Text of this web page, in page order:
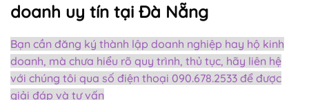
doanh uy tín tại Đà Nẵng
Bạn cần đăng ký thành lập doanh nghiệp hay hộ kinh
doanh, mà chưa hiểu rõ quy trình, thủ tục, hãy liên hệ
với chúng tôi qua số điện thoại 090.678.2533 để được
giải đáp và tư vấn